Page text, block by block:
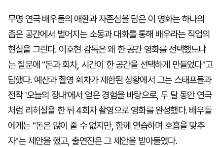
무명 연극 배우들의 애환과 자존심을 담은 이 영화는 하나의
좁은 공간에서 벌어지는 소동과 대화를 통해 배우라는 직업의
현실을 그린다. 이호현 감독은 왜 한 공간 영화를 선택했느냐
는 질문에 "돈과 회차, 시간이 한 공간을 선택하게 만들었다"고
답했다. 예산과 촬영 회차가 제한된 상황에서 그는 스태프들과
전작 '오늘의 장내'에서 얻은 경험을 바탕으로, 두 달 동안 연극
처럼 리허설을 한 뒤 4회차 촬영으로 영화를 완성했다. 배우들
에게는 "돈은 많이 줄 수 없지만, 함께 연습하며 호흡을 맞추
자"는 제안을 했고, 출연진은 그 제안을 받아들였다.